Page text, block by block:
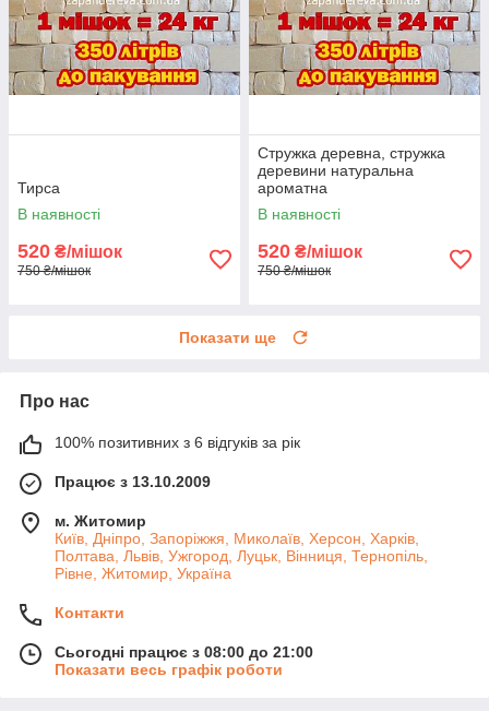
Тирса
В наявності
520 ₴/мішок
750 ₴/мішок
Стружка деревна, стружка
деревини натуральна
ароматна
В наявності
520 ₴/мішок
750 ₴/мішок
Показати ще
Про нас
100% позитивних з 6 відгуків за рік
Працює з 13.10.2009
м. Житомир
Київ, Дніпро, Запоріжжя, Миколаїв, Херсон, Харків,
Полтава, Львів, Ужгород, Луцьк, Вінниця, Тернопіль,
Рівне, Житомир, Україна
Контакти
Сьогодні працює з 08:00 до 21:00
Показати весь графік роботи